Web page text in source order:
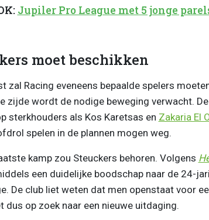
Jupiler Pro League met 5 jonge
moet beschikken
zal Racing eveneens bepaalde spelers
zijde wordt de nodige beweging verwacht.
sterkhouders als Kos Karetsas en Zakaria El
spelen in de plannen mogen weg.
kamp zou Steuckers behoren. Volgens
een duidelijke boodschap naar de 24-
De club liet weten dat men openstaat voor
dus op zoek naar een nieuwe uitdaging.